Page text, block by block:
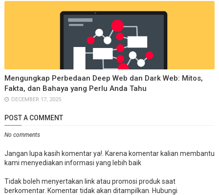
Mengungkap Perbedaan Deep Web dan Dark Web: Mitos,
Fakta, dan Bahaya yang Perlu Anda Tahu
DECEMBER 17, 2025
POST A COMMENT
No comments
Jangan lupa kasih komentar ya!. Karena komentar kalian membantu
kami menyediakan informasi yang lebih baik
Tidak boleh menyertakan link atau promosi produk saat
berkomentar. Komentar tidak akan ditampilkan. Hubungi